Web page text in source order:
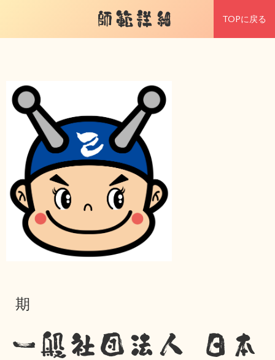
師範詳細 TOPに戻る
期
一般社団法人 日本